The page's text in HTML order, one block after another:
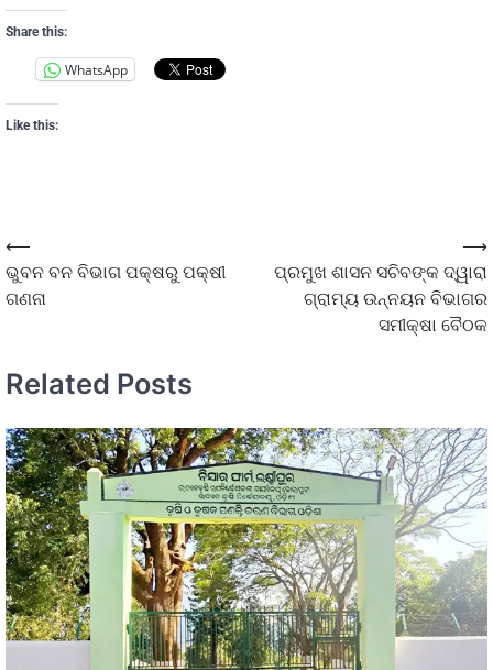
Share this:
WhatsApp
Like this:
⟵
ଭୁବନ ବନ ବିଭାଗ ପକ୍ଷରୁ ପକ୍ଷୀ
ଗଣନା
ପ୍ରମୁଖ ଶାସନ ସଚିବଙ୍କ ଦ୍ୱାରା
ଗ୍ରାମ୍ୟ ଉନ୍ନୟନ ବିଭାଗର
ସମୀକ୍ଷା ବୈଠକ
⟶
Related Posts